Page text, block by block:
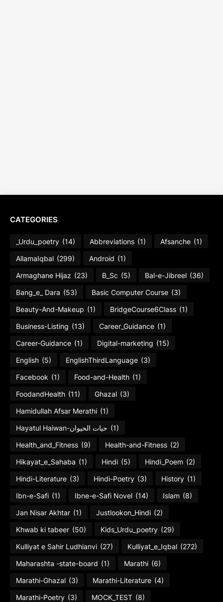
CATEGORIES
_Urdu_poetry (14) Abbreviations (1) Afsanche (1)
AllamaIqbal (299) Android (1)
Armaghane Hijaz (23) B_Sc (5) Bal-e-Jibreel (36)
Bang_e_ Dara (53) Basic Computer Course (3)
Beauty-And-Makeup (1) BridgeCourse6Class (1)
Business-Listing (13) Career_Guidance (1)
Career-Guidance (1) Digital-marketing (15)
English (5) EnglishThirdLanguage (3)
Facebook (1) Food-and-Health (1)
FoodandHealth (11) Ghazal (3)
Hamidullah Afsar Merathi (1)
Hayatul Haiwan-حیات الحیوان (1)
Health_and_Fitness (9) Health-and-Fitness (2)
Hikayat_e_Sahaba (1) Hindi (5) Hindi_Poem (2)
Hindi-Literature (3) Hindi-Poetry (3) History (1)
Ibn-e-Safi (1) Ibne-e-Safi Novel (14) Islam (8)
Jan Nisar Akhtar (1) Justlookon_Hindi (2)
Khwab ki tabeer (50) Kids_Urdu_poetry (29)
Kulliyat e Sahir Ludhianvi (27) Kulliyat_e_Iqbal (272)
Maharashta -state-board (1) Marathi (6)
Marathi-Ghazal (3) Marathi-Literature (4)
Marathi-Poetry (3) MOCK_TEST (8)